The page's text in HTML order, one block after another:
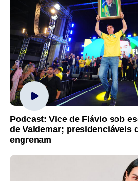
Podcast: Vice de Flávio sob
de Valdemar; presidenciáveis
engrenam